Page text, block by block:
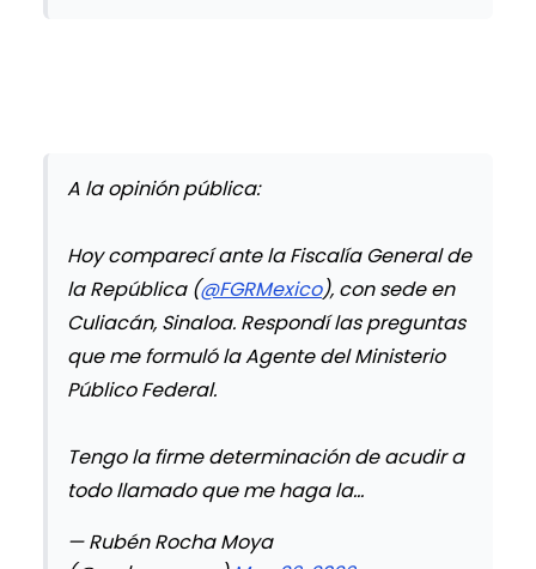
A la opinión pública:
Hoy comparecí ante la Fiscalía General de
la República (@FGRMexico), con sede en
Culiacán, Sinaloa. Respondí las preguntas
que me formuló la Agente del Ministerio
Público Federal.
Tengo la firme determinación de acudir a
todo llamado que me haga la…
— Rubén Rocha Moya